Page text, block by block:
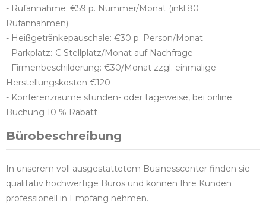
- Rufannahme: €59 p. Nummer/Monat (inkl.80
Rufannahmen)
- Heißgetränkepauschale: €30 p. Person/Monat
- Parkplatz: € Stellplatz/Monat auf Nachfrage
- Firmenbeschilderung: €30/Monat zzgl. einmalige
Herstellungskosten €120
- Konferenzräume stunden- oder tageweise, bei online
Buchung 10 % Rabatt
Bürobeschreibung
In unserem voll ausgestattetem Businesscenter finden sie
qualitativ hochwertige Büros und können Ihre Kunden
professionell in Empfang nehmen.